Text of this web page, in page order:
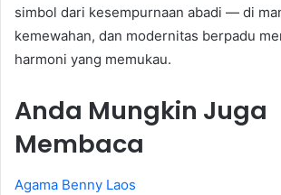
simbol dari kesempurnaan abadi — di
kemewahan, dan modernitas berpadu
harmoni yang memukau.
Anda Mungkin Juga
Membaca
Agama Benny Laos